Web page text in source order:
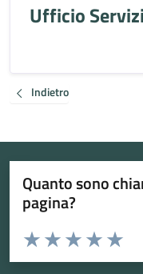
Ufficio
Indietro
Quanto sono
pagina?
Valuta da 1 a 5 stelle la
Valuta 4
Valuta 3
Valuta 2 stelle su
Valuta 1 stelle su 5